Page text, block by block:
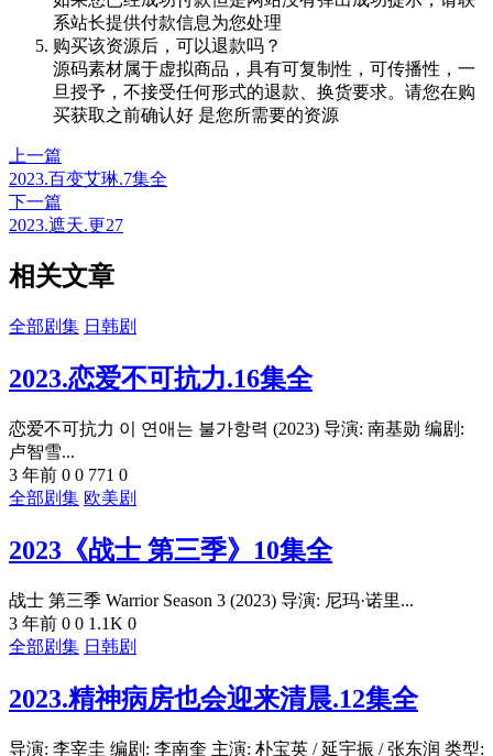
系站长提供付款信息为您处理
购买该资源后，可以退款吗？
源码素材属于虚拟商品，具有可复制性，可传播性，一
旦授予，不接受任何形式的退款、换货要求。请您在购
买获取之前确认好 是您所需要的资源
上一篇
2023.百变艾琳.7集全
下一篇
2023.遮天.更27
相关文章
全部剧集 日韩剧
2023.恋爱不可抗力.16集全
恋爱不可抗力 이 연애는 불가항력 (2023) 导演: 南基勋 编剧:
卢智雪...
3 年前 0 0 771 0
全部剧集 欧美剧
2023《战士 第三季》10集全
战士 第三季 Warrior Season 3 (2023) 导演: 尼玛·诺里...
3 年前 0 0 1.1K 0
全部剧集 日韩剧
2023.精神病房也会迎来清晨.12集全
导演: 李宰圭 编剧: 李南奎 主演: 朴宝英 / 延宇振 / 张东润 类型: